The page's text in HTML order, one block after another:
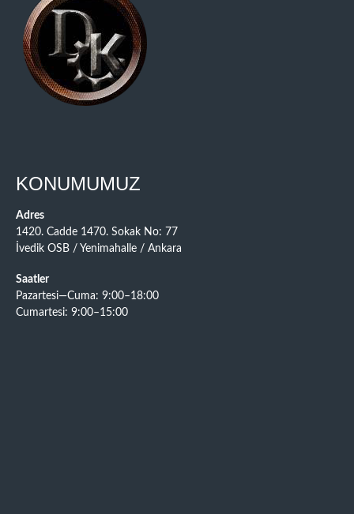
KONUMUMUZ
Adres
1420. Cadde 1470. Sokak No: 77
İvedik OSB / Yenimahalle / Ankara
Saatler
Pazartesi—Cuma: 9:00–18:00
Cumartesi: 9:00–15:00